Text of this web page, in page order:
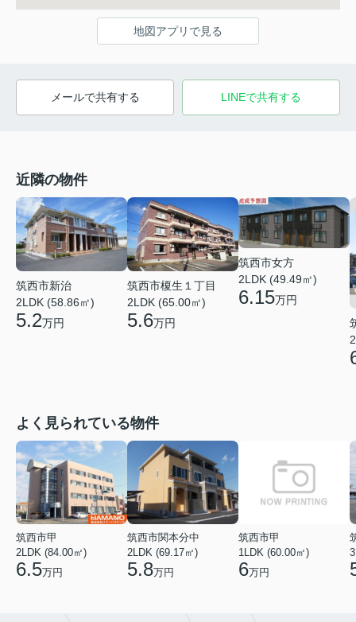
地図アプリで見る
メールで共有する LINEで共有する
近隣の物件
筑西市新治
2LDK (58.86㎡)
5.2万円
筑西市榎生１丁目
2LDK (65.00㎡)
5.6万円
筑西市女方
2LDK (49.49㎡)
6.15万円
よく見られている物件
筑西市甲
2LDK (84.00㎡)
6.5万円
筑西市関本分中
2LDK (69.17㎡)
5.8万円
筑西市甲
1LDK (60.00㎡)
6万円